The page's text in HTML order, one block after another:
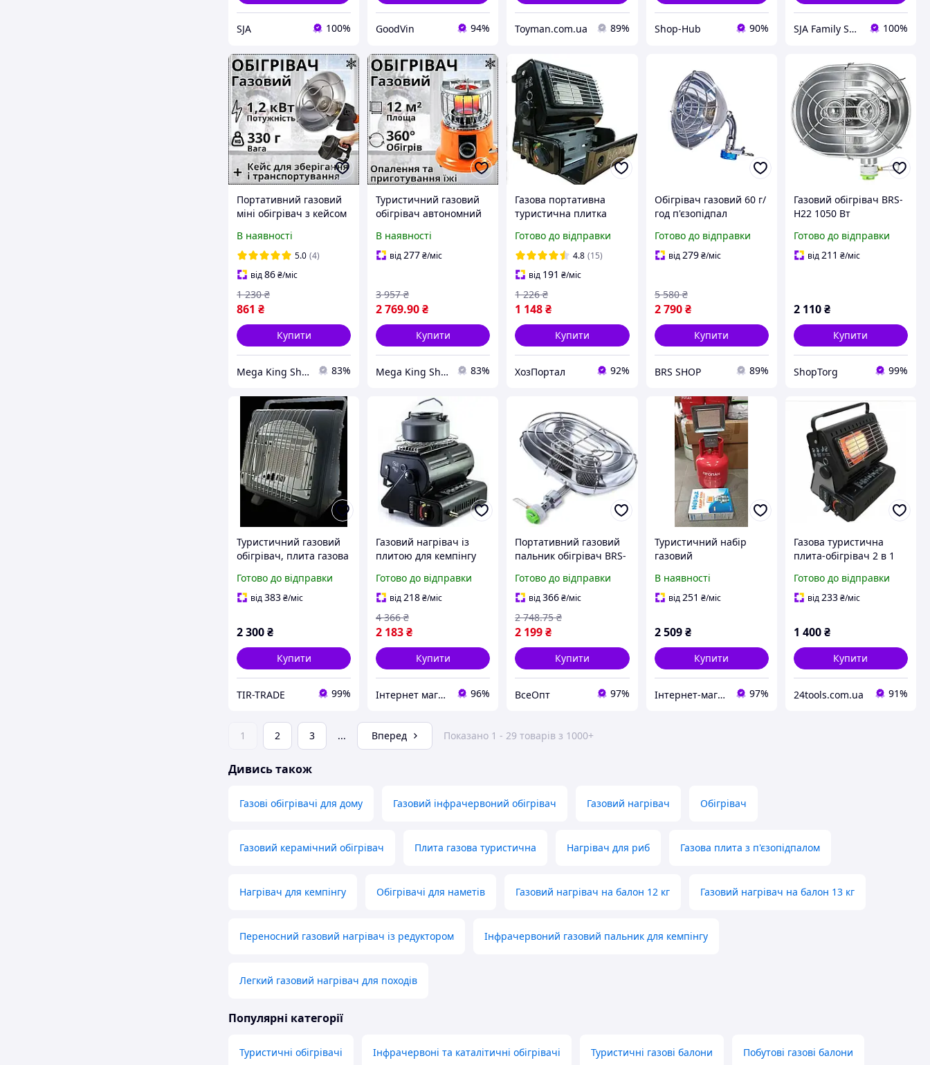
SJA 100% GoodVin 94% Toyman.com.ua 89% Shop-Hub 90% SJA Family Shop 100%
Портативний газовий
міні обігрівач з кейсом
обігрівач з
вітрозахисним
пальником
В наявності
5.0 (4)
від86₴/міс
861 ₴
1 230 ₴
Купити
Mega King Shop — Все для вашого комфорту, відпочинку та безпеки 83%
Туристичний газовий
обігрівач автономний
для приготування
побутовий газовий
В наявності
від277₴/міс
2 769.90₴
3 957 ₴
Купити
Mega King Shop — Все для вашого комфорту, відпочинку та безпеки 83%
Газова портативна
туристична плитка
перехідником
Готово до відправки
4.8 (15)
від 191 ₴/міс
1 148₴
1 226 ₴
Купити
ХозПортал 92%
Обігрівач газовий 60 г/
год п'єзопідпал
балон 0.82 кВт
портативний для
Готово до відправки
від279 ₴/міс
2 790 ₴
5 580 ₴
Купити
BRS SHOP 89%
Газовий обігрівач BRS-
H22 1050 Вт
туристичний з
відбивачем тепла
Готово до відправки
від211 ₴/міс
2 110₴
Купити
ShopTorg 99%
Туристичний газовий
обігрівач, плита газова
Готово до відправки
від383₴/міс
2 300₴
Купити
TIR-TRADE 99%
Газовий нагрівач із
плитою для кемпінгу
плита Газові нагрівачі
туристичні
Готово до відправки
від218₴/міс
2 183₴
4 366 ₴
Купити
Інтернет магазин «Smart Life» 96%
Портативний газовий
пальник обігрівач BRS-
газовий обігрівач
туристичний на бутані,
потужність 1050 Вт,
витрата
Готово до відправки
від366₴/міс
2 199₴
2 748.75 ₴
Купити
ВсеОпт 97%
Туристичний набір
газовий
обігрівач(пальник)
Nurgaz, балон 12 л з
В наявності
від251 ₴/міс
2 509 ₴
Купити
Інтернет-магазин "Топ Маркет2014" 97%
Газова туристична
плита-обігрівач 2 в 1
Готово до відправки
від233₴/міс
1 400₴
Купити
24tools.com.ua 91%
1 2 3 ... Вперед Показано 1 - 29 товарів з 1000+
Дивись також
Газові обігрівачі для дому Газовий інфрачервоний обігрівач Газовий нагрівач Обігрівач
Газовий керамічний обігрівач Плита газова туристична Нагрівач для риб Газова плита з п'єзопідпалом
Нагрівач для кемпінгу Обігрівачі для наметів Газовий нагрівач на балон 12 кг Газовий нагрівач на балон 13 кг
Переносний газовий нагрівач із редуктором Інфрачервоний газовий пальник для кемпінгу
Легкий газовий нагрівач для походів
Популярні категорії
Туристичні обігрівачі Інфрачервоні та каталітичні обігрівачі Туристичні газові балони Побутові газові балони